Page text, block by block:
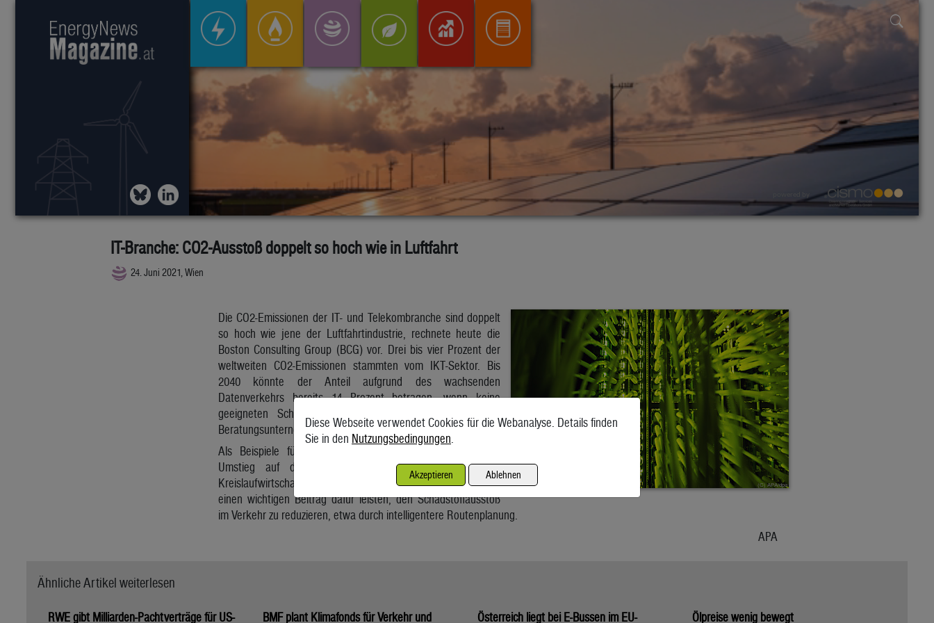
IT-Branche: CO2-Ausstoß doppelt so hoch wie in Luftfahrt
24. Juni 2021, Wien
Die CO2-Emissionen der IT- und Telekombranche sind doppelt
so hoch wie jene der Luftfahrtindustrie, rechnete heute die
Boston Consulting Group (BCG) vor. Drei bis vier Prozent der
weltweiten CO2-Emissionen stammten vom IKT-Sektor. Bis
2040 könnte der Anteil aufgrund des wachsenden
Datenverkehrs bereits 14 Prozent betragen, wenn keine
geeigneten Schritte unternommen werden, so das US-
Beratungsunternehmen.
Als Beispiele für solche Maßnahmen werden der rasche
Umstieg auf die nächste Mobilfunkgeneration 5G und
Kreislaufwirtschaft genannt. Des weiteren könnte die Branche
einen wichtigen Beitrag dafür leisten, den Schadstoffausstoß
im Verkehr zu reduzieren, etwa durch intelligentere Routenplanung.
APA
Ähnliche Artikel weiterlesen
RWE gibt Milliarden-Pachtverträge für US- BMF plant Klimafonds für Verkehr und Österreich liegt bei E-Bussen im EU- Ölpreise wenig bewegt
Diese Webseite verwendet Cookies für die Webanalyse. Details finden
Sie in den Nutzungsbedingungen
Akzeptieren Ablehnen